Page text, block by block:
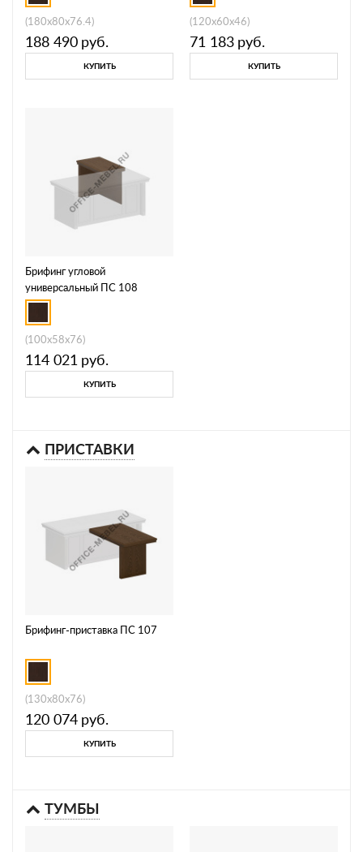
(180x80x76.4)
188 490 руб.
КУПИТЬ
(120x60x46)
71 183 руб.
КУПИТЬ
Брифинг угловой
универсальный ПС 108
(100x58x76)
114 021 руб.
КУПИТЬ
ПРИСТАВКИ
Брифинг-приставка ПС 107
(130x80x76)
120 074 руб.
КУПИТЬ
ТУМБЫ